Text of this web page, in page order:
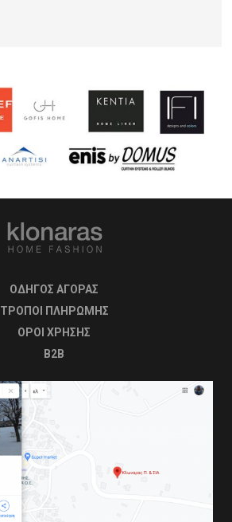
ΟΔΗΓΟΣ ΑΓΟΡΑΣ
ΤΡΟΠΟΙ ΠΛΗΡΩΜΗΣ
OΡΟΙ ΧΡΗΣΗΣ
B2B